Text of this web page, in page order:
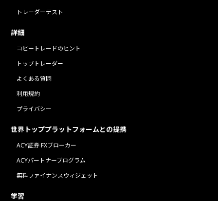
トレーダーテスト
詳細
コピートレードのヒント
トップトレーダー
よくある質問
利用規約
プライバシー
世界トッププラットフォームとの提携
ACY証券 FXブローカー
ACYパートナープログラム
無料ファイナンスウィジェット
学習